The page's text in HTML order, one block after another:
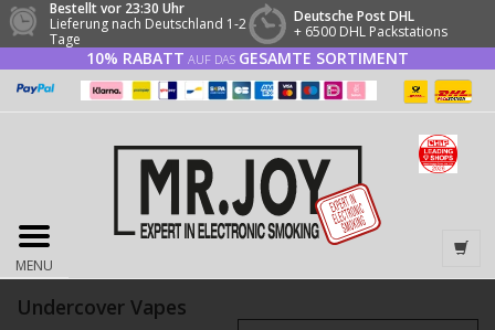
Bestellt vor 23:30 Uhr
Lieferung nach Deutschland 1-2
Tage
Deutsche Post DHL
+ 6500 DHL Packstations
10% RABATT AUF DAS GESAMTE SORTIMENT
MENU
Undercover Vapes